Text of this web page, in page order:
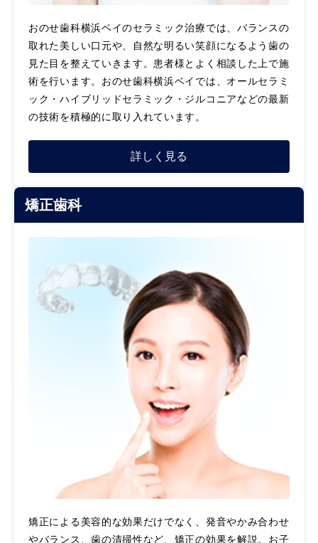
おのせ歯科横浜ベイのセラミック治療では、バランスの
取れた美しい口元や、自然な明るい笑顔になるよう歯の
見た目を整えていきます。患者様とよく相談した上で施
術を行います。おのせ歯科横浜ベイでは、オールセラミ
ック・ハイブリッドセラミック・ジルコニアなどの最新
の技術を積極的に取り入れています。
詳しく見る
矯正歯科
矯正による美容的な効果だけでなく、発音やかみ合わせ
やバランス、歯の清掃性など、矯正の効果を解説。お子